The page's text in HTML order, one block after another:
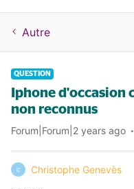
Autre
QUESTION
Iphone d'occasion
non reconnus
Forum|Forum|2 years ago
C Christophe Genevès